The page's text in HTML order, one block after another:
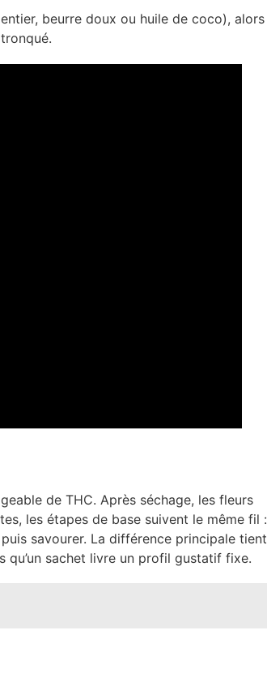
beurre doux ou huile de coco), alors
de THC. Après séchage, les fleurs
les étapes de base suivent le même fil :
savourer. La différence principale tient
qu’un sachet livre un profil gustatif fixe.